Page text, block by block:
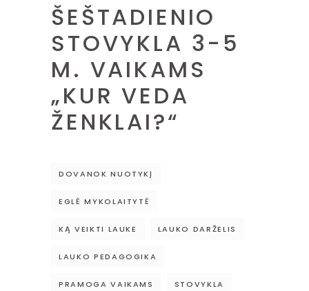
ŠEŠTADIENIO
STOVYKLA 3-5
M. VAIKAMS
„KUR VEDA
ŽENKLAI?“
DOVANOK NUOTYKĮ
EGLĖ MYKOLAITYTĖ
KĄ VEIKTI LAUKE LAUKO DARŽELIS
LAUKO PEDAGOGIKA
PRAMOGA VAIKAMS STOVYKLA